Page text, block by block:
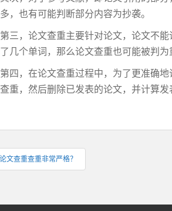
多，也有可能判断部分内容为抄袭。
第三，论文查重主要针对论文，论文不
了几个单词，那么论文查重也可能被判为
第四，在论文查重过程中，为了更准确
查重，然后删除已发表的论文，并计算
文查重查重非常严格？